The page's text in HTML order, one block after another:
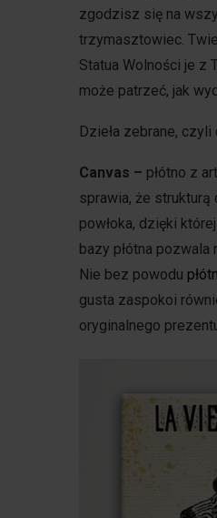
zgodzisz się na
trzymasztowiec.
Statua Wolności je z
może patrzeć, jak
Dzieła zebrane, czyli
Canvas – płótno z
sprawia, że strukturą
powłoka, dzięki
bazy płótna
Nie bez powodu
gusta zaspokoi
oryginalnego